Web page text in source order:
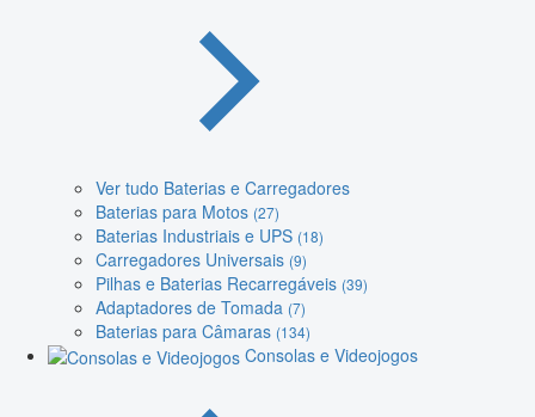
Ver tudo Baterias e Carregadores
Baterias para Motos (27)
Baterias Industriais e UPS (18)
Carregadores Universais (9)
Pilhas e Baterias Recarregáveis (39)
Adaptadores de Tomada (7)
Baterias para Câmaras (134)
Consolas e Videojogos